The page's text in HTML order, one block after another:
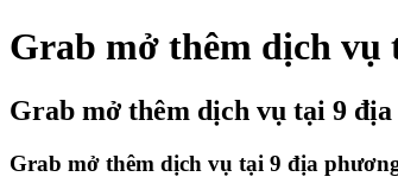
Grab mở thêm dịch vụ
Grab mở thêm dịch vụ tại 9
Grab mở thêm dịch vụ tại 9 địa